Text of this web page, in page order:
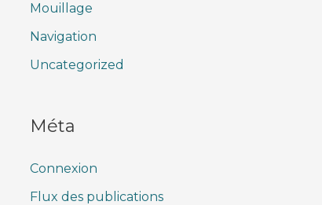
Mouillage
Navigation
Uncategorized
Méta
Connexion
Flux des publications